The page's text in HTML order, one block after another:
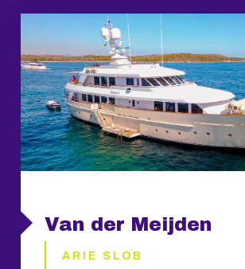
Van der Meijden
ARIE SLOB